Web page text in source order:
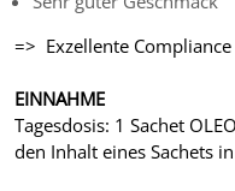
=> Exzellente Compliance
EINNAHME
Tagesdosis: 1 Sachet
den Inhalt eines